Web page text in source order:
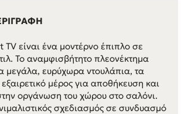
TV είναι ένα μοντέρνο έπιπλο σε
Το αναμφισβήτητο πλεονέκτημα
μεγάλα, ευρύχωρα ντουλάπια, τα
μέρος για αποθήκευση και
οργάνωση του χώρου στο σαλόνι.
σχεδιασμός σε συνδυασμό